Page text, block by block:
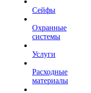
Сейфы
Охранные
системы
Услуги
Расходные
материалы